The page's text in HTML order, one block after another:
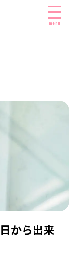
menu
から出来